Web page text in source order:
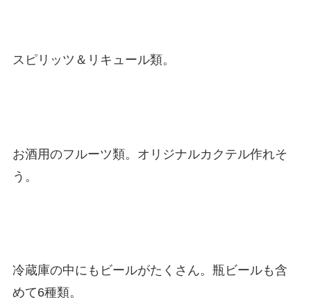
スピリッツ＆リキュール類。
お酒用のフルーツ類。オリジナルカクテル作れそ
う。
冷蔵庫の中にもビールがたくさん。瓶ビールも含
めて6種類。